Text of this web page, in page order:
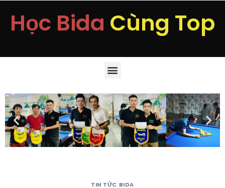
Học Bida Cùng Top
TIN TỨC BIDA